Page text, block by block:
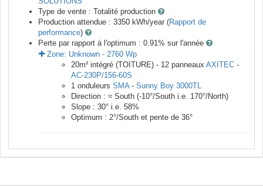
Type de vente : Totalité production
Production attendue : 3350 kWh/year (Rapport de
performance)
Perte par rapport à l'optimum : 0.91% sur l'année
Zone: Unknown - 2760 Wp
20m² intégré (TOITURE) - 12 panneaux AXITEC -
AC-230P/156-60S
1 onduleurs SMA- Sunny Boy 3000TL
Direction : ≈ South (-10°/South i.e. 170°/North)
Slope : 30° i.e. 58%
Optimum : 2°/South et pente de 36°